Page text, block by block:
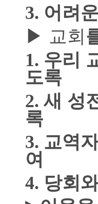
3. 어려
▶ 교회
1. 우리
도록
2. 새 성
록
3. 교역
여
4. 당회